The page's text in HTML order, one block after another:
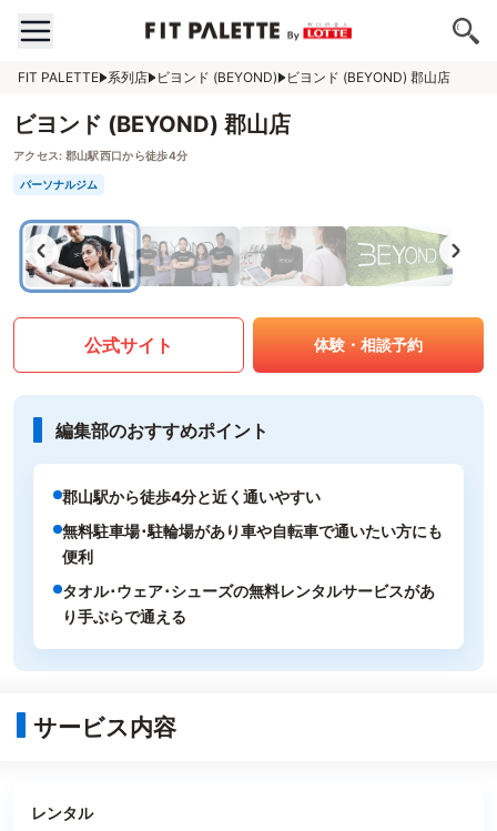
FIT PALETTE 系列店 ビヨンド (BEYOND) ビヨンド (BEYOND) 郡山店
ビヨンド (BEYOND) 郡山店
アクセス: 郡山駅西口から徒歩4分
パーソナルジム
公式サイト 体験・相談予約
編集部のおすすめポイント
郡山駅から徒歩4分と近く通いやすい
無料駐車場･駐輪場があり車や自転車で通いたい方にも
便利
タオル･ウェア･シューズの無料レンタルサービスがあ
り手ぶらで通える
サービス内容
レンタル